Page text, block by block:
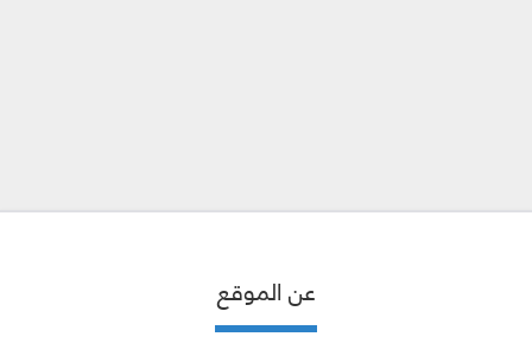
عن الموقع